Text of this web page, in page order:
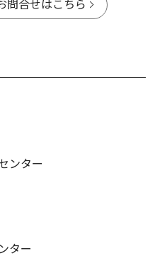
問合せはこちら
ンター
ター